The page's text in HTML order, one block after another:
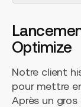
Optimize
Notre client
pour mettre
Après un gros